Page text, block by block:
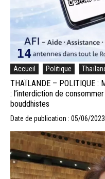
Accueil Politique
THAÏLANDE – POLITIQUE :
: l’interdiction de
bouddhistes
Date de publication : 05/06/2023